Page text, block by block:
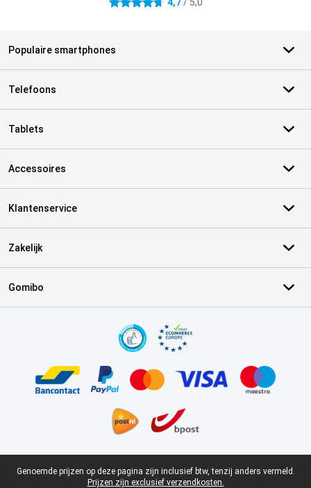
4.7 sterren
Populaire smartphones
Telefoons
Tablets
Accessoires
Klantenservice
Zakelijk
Gomibo
Juridische voettekst
Genoemde prijzen op deze pagina zijn inclusief btw, tenzij anders vermeld.
Prijzen zijn exclusief verzendkosten.